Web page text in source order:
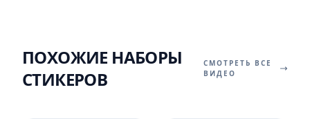
ПОХОЖИЕ НАБОРЫ
СТИКЕРОВ
СМОТРЕТЬ ВСЕ
ВИДЕО